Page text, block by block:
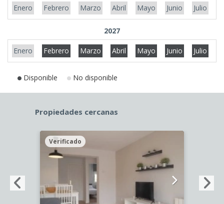
Enero Febrero Marzo Abril Mayo Junio Julio
2027
Enero Febrero Marzo Abril Mayo Junio Julio
Disponible No disponible
Propiedades cercanas
Verificado